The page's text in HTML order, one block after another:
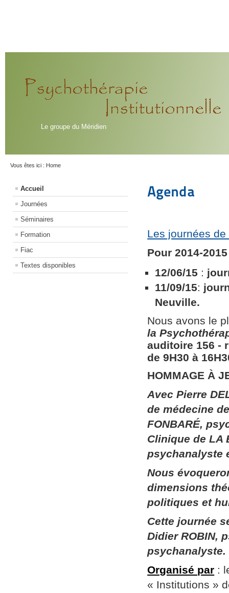
Le groupe du Méridien
Vous êtes ici : Home
Accueil
Journées
Séminaires
Formation
Fiac
Textes disponibles
Agenda
Les journées
Pour 2014-
12/06/15 :
11/09/15:
Neuville.
Nous avons le
la
auditoire 156​ ​-
de 9H30 à
HOMMAGE À
Avec Pierre
de médecine
FONBARÉ,
Clinique de LA
psychanalyste
Nous
dimensions
politiques et
Cette journée
Didier ROBIN,
psychanalyste.
Organisé par :
« Institutions »